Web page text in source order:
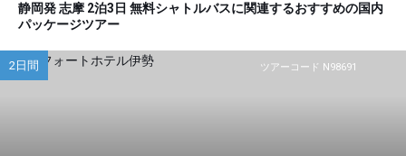
静岡発 志摩 2泊3日 無料シャトルバスに関連するおすすめの国内
パッケージツアー
ツアーコード N98691
2日間